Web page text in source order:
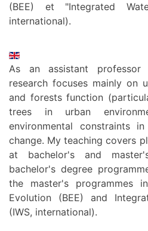
(BEE) et "Integrated
international).
As an assistant
research focuses mainly on
and forests function
trees in urban
environmental constraints
change. My teaching covers
at bachelor's and
bachelor's degree
the master's programmes
Evolution (BEE) and
(IWS, international).